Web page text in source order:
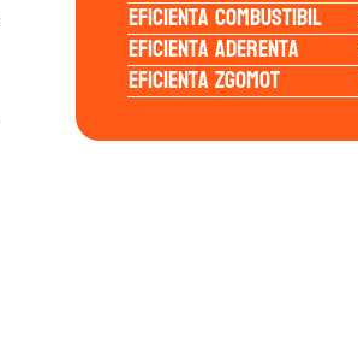
Eficienta Combustibil
Eficienta Aderenta
Eficienta Zgomot